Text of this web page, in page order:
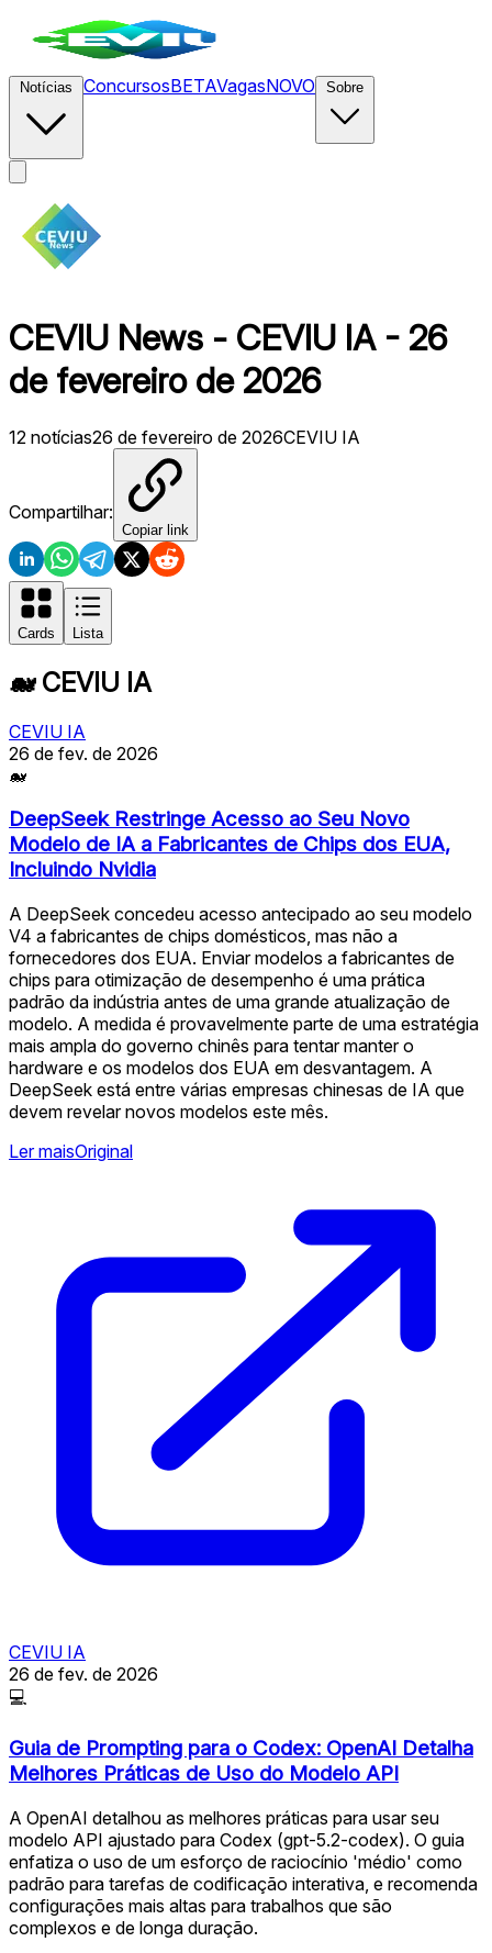
ConcursosBETAVagasNOVO
CEVIU News - CEVIU IA - 26
de fevereiro de 2026
12 notícias26 de fevereiro de 2026CEVIU IA
Compartilhar:
Copiar link
Cards Lista
🐋 CEVIU IA
CEVIU IA
26 de fev. de 2026
🐋
DeepSeek Restringe Acesso ao Seu Novo
Modelo de IA a Fabricantes de Chips dos EUA,
Incluindo Nvidia
A DeepSeek concedeu acesso antecipado ao seu modelo
V4 a fabricantes de chips domésticos, mas não a
fornecedores dos EUA. Enviar modelos a fabricantes de
chips para otimização de desempenho é uma prática
padrão da indústria antes de uma grande atualização de
modelo. A medida é provavelmente parte de uma estratégia
mais ampla do governo chinês para tentar manter o
hardware e os modelos dos EUA em desvantagem. A
DeepSeek está entre várias empresas chinesas de IA que
devem revelar novos modelos este mês.
Ler maisOriginal
CEVIU IA
26 de fev. de 2026
💻
Guia de Prompting para o Codex: OpenAI Detalha
Melhores Práticas de Uso do Modelo API
A OpenAI detalhou as melhores práticas para usar seu
modelo API ajustado para Codex (gpt-5.2-codex). O guia
enfatiza o uso de um esforço de raciocínio 'médio' como
padrão para tarefas de codificação interativa, e recomenda
configurações mais altas para trabalhos que são
complexos e de longa duração.